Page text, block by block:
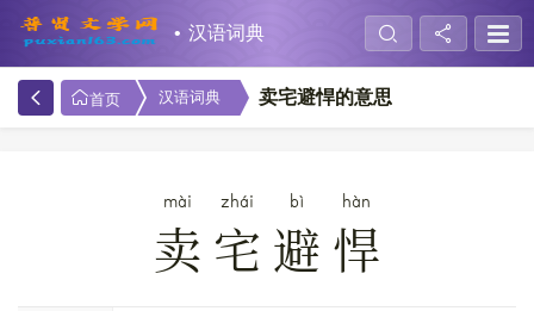
汉语词典
首页 汉语词典 卖宅避悍的意思
mài zhái bì hàn
卖宅避悍